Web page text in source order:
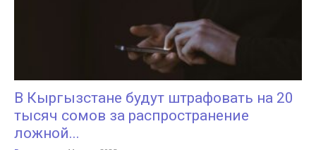
В Кыргызстане будут штрафовать на 20
тысяч сомов за распространение
ложной...